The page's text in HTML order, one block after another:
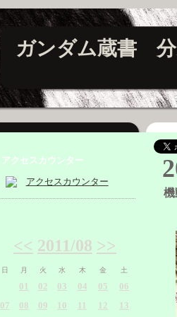
ガンダム蔵書
アクセスカウンター
<< 2011/08 >>
日 月 火 水 木 金 土
01 02 03 04 05
06
07
08 09 10 11 12 13